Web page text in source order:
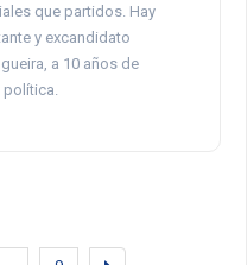
que partidos. Hay
y excandidato
a 10 años de